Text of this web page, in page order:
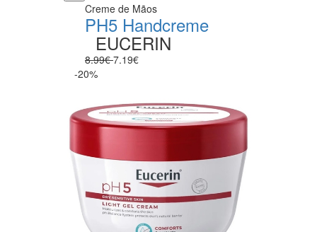
Creme de Mãos
PH5 Handcreme
EUCERIN
8.99€7.19€
-20%